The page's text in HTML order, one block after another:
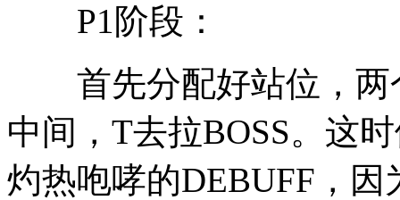
P1阶段：
首先分配好站位，两
中间，T去拉BOSS。这
灼热咆哮的DEBUFF，